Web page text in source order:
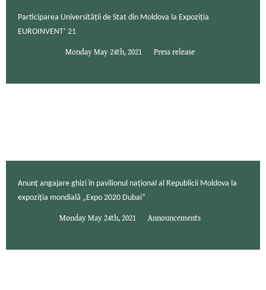
Participarea Universității de Stat din Moldova la Expoziția
EUROINVENT’ 21
Monday May 24th, 2021 Press release
Anunț angajare ghizi în pavilionul național al Republicii Moldova la
expoziția mondială „Expo 2020 Dubai”
Monday May 24th, 2021 Announcements